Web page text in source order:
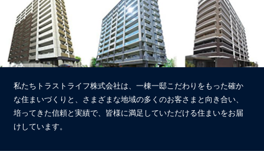
私たちトラストライフ株式会社は、一棟一邸こだわりをもった確か
な住まいづくりと、さまざまな地域の多くのお客さまと向き合い、
培ってきた信頼と実績で、皆様に満足していただける住まいをお届
けしています。